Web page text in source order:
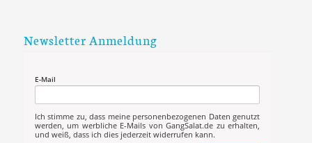
Newsletter Anmeldung
E-Mail
Ich stimme zu, dass meine personenbezogenen Daten genutzt
werden, um werbliche E-Mails von GangSalat.de zu erhalten,
und weiß, dass ich dies jederzeit widerrufen kann.